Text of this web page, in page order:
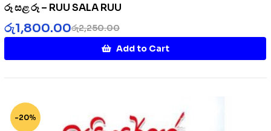
රූ සළ රූ – RUU SALA RUU
රු2,250.00
රු1,800.00
Add to Cart
-20%